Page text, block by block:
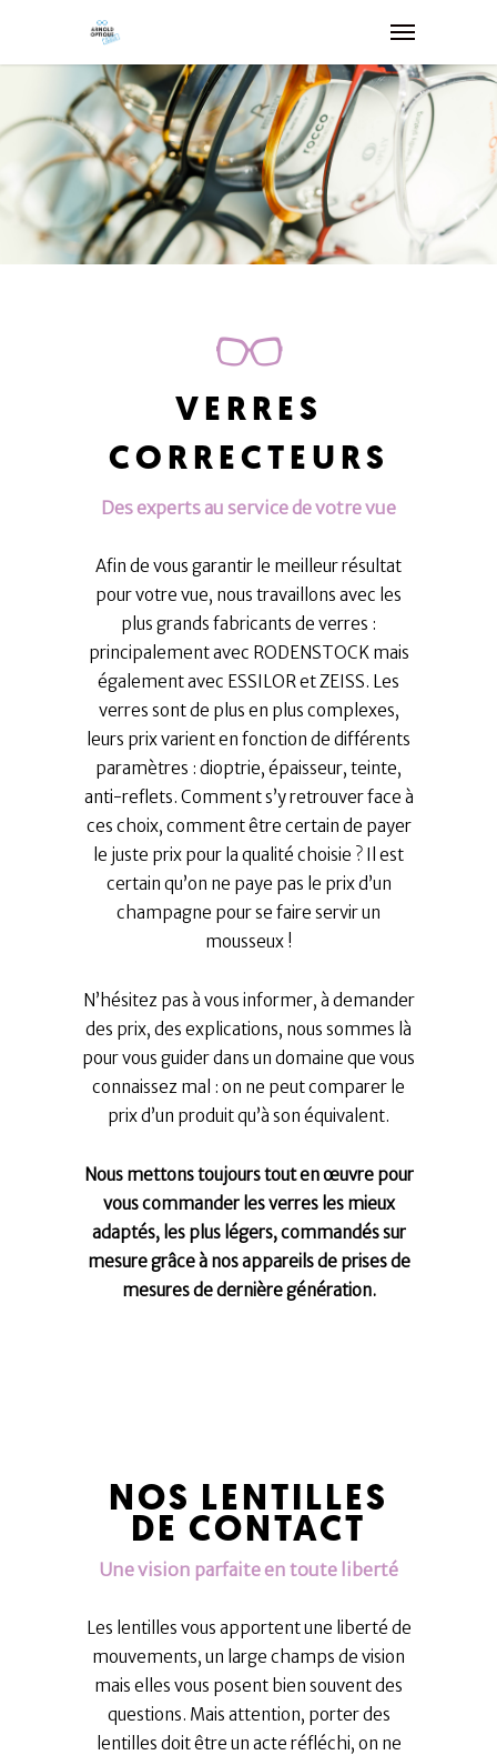
VERRES
CORRECTEURS
Des experts au service de votre vue
Afin de vous garantir le meilleur résultat
pour votre vue, nous travaillons avec les
plus grands fabricants de verres :
principalement avec RODENSTOCK mais
également avec ESSILOR et ZEISS. Les
verres sont de plus en plus complexes,
leurs prix varient en fonction de différents
paramètres : dioptrie, épaisseur, teinte,
anti-reflets. Comment s’y retrouver face à
ces choix, comment être certain de payer
le juste prix pour la qualité choisie ? Il est
certain qu’on ne paye pas le prix d’un
champagne pour se faire servir un
mousseux !
N’hésitez pas à vous informer, à demander
des prix, des explications, nous sommes là
pour vous guider dans un domaine que vous
connaissez mal : on ne peut comparer le
prix d’un produit qu’à son équivalent.
Nous mettons toujours tout en œuvre pour
vous commander les verres les mieux
adaptés, les plus légers, commandés sur
mesure grâce à nos appareils de prises de
mesures de dernière génération.
NOS LENTILLES
DE CONTACT
Une vision parfaite en toute liberté
Les lentilles vous apportent une liberté de
mouvements, un large champs de vision
mais elles vous posent bien souvent des
questions. Mais attention, porter des
lentilles doit être un acte réfléchi, on ne